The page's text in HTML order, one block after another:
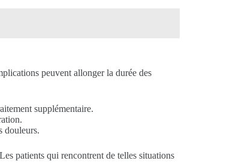
peuvent allonger la durée des
supplémentaire.
douleurs.
patients qui rencontrent de telles situations